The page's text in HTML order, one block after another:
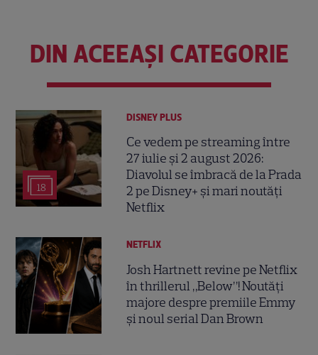
DIN ACEEAȘI CATEGORIE
18
DISNEY PLUS
Ce vedem pe streaming între
27 iulie și 2 august 2026:
Diavolul se îmbracă de la Prada
2 pe Disney+ și mari noutăți
Netflix
NETFLIX
Josh Hartnett revine pe Netflix
în thrillerul „Below”! Noutăți
majore despre premiile Emmy
și noul serial Dan Brown